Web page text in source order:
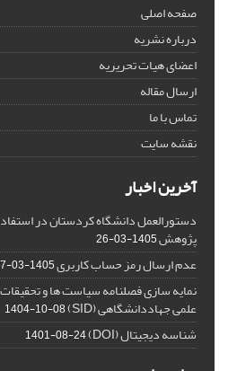
صفحه اصلی
درباره نشریه
اعضای هیات تحریریه
ارسال مقاله
تماس با ما
نقشه سایت
آخرین اخبار
دستورالعمل دانشگاه کردستان در
پژوهش1405-03-26
عدم ارسال رمز حساب کاربری1405-03-17
نمایه سازی فصلنامه سیاست ها و
علمی جهاددانشگاهی (SID) 1404-10-08
شناسه دیجیتال (DOI) 1401-08-24